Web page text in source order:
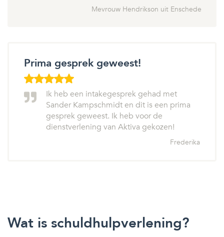
Mevrouw Hendrikson uit Enschede
Prima gesprek geweest!
Ik heb een intakegesprek gehad met
Sander Kampschmidt en dit is een prima
gesprek geweest. Ik heb voor de
dienstverlening van Aktiva gekozen!
Frederika
Wat is schuldhulpverlening?